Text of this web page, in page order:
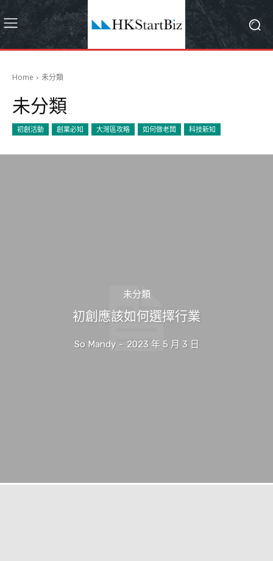
Home 未分類
未分類
初創活動 創業必知 大灣區攻略 如何做老闆 科技新知
未分類
初創應該如何選擇行業
So Mandy - 2023 年 5 月 3 日